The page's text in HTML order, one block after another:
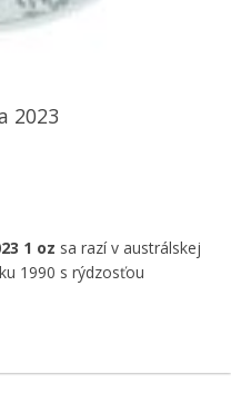
2023
1 oz sa razí v austrálskej
1990 s rýdzosťou